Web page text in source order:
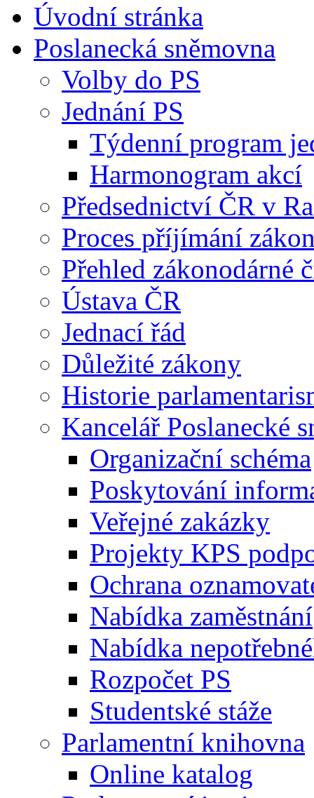
Úvodní stránka
Poslanecká sněmovna
Volby do PS
Jednání PS
Týdenní program
Harmonogram akcí
Předsednictví ČR v
Proces příjímání
Přehled zákonodárné
Ústava ČR
Jednací řád
Důležité zákony
Historie
Kancelář Poslanecké
Organizační schéma
Poskytování
Veřejné zakázky
Projekty KPS
Ochrana
Nabídka zaměstnání
Nabídka
Rozpočet PS
Studentské stáže
Parlamentní knihovna
Online katalog